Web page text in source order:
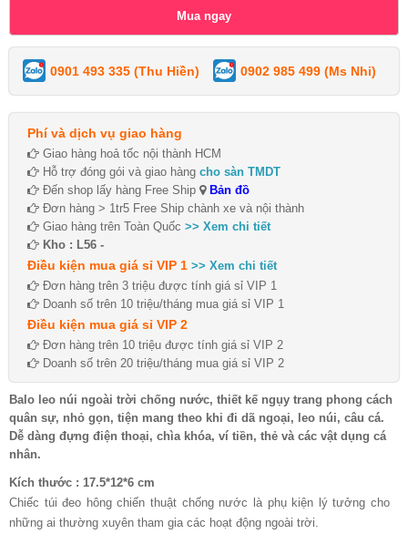
0901 493 335 (Thu Hiền) 0902 985 499 (Ms Nhi)
Phí và dịch vụ giao hàng
Giao hàng hoả tốc nội thành HCM
Hỗ trợ đóng gói và giao hàng cho sàn TMDT
Đến shop lấy hàng Free Ship
Bản đồ
Đơn hàng > 1tr5 Free Ship chành xe và nội thành
Giao hàng trên Toàn Quốc >> Xem chi tiết
Kho : L56 -
Điều kiện mua giá sỉ VIP 1 >> Xem chi tiết
Đơn hàng trên 3 triệu được tính giá sỉ VIP 1
Doanh số trên 10 triệu/tháng mua giá sỉ VIP 1
Điều kiện mua giá sỉ VIP 2
Đơn hàng trên 10 triệu được tính giá sỉ VIP 2
Doanh số trên 20 triệu/tháng mua giá sỉ VIP 2
Balo leo núi ngoài trời chống nước, thiết kế ngụy trang phong cách
quân sự, nhỏ gọn, tiện mang theo khi đi dã ngoại, leo núi, câu cá.
Dễ dàng đựng điện thoại, chìa khóa, ví tiền, thẻ và các vật dụng cá
nhân.
Kích thước : 17.5*12*6 cm
Chiếc túi đeo hông chiến thuật chống nước là phụ kiện lý tưởng cho
những ai thường xuyên tham gia các hoạt động ngoài trời.